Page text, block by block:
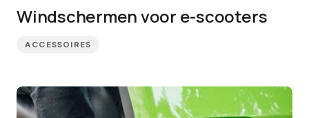
Windschermen voor e-scooters
ACCESSOIRES